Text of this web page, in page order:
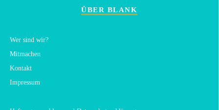
ÜBER BLANK
Wer sind wir?
Mitmachen
Kontakt
Impressum